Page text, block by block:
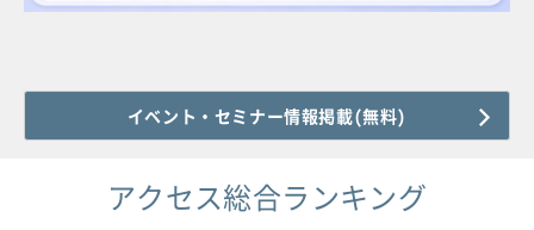
イベント・セミナー情報掲載(無料)
アクセス総合ランキング